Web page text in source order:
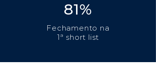
81%
Fechamento na
1ª short list